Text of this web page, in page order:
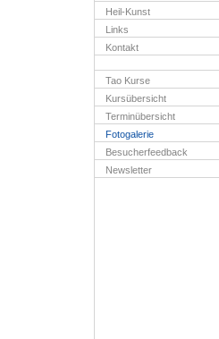
Heil-Kunst
Links
Kontakt
Tao Kurse
Kursübersicht
Terminübersicht
Fotogalerie
Besucherfeedback
Newsletter